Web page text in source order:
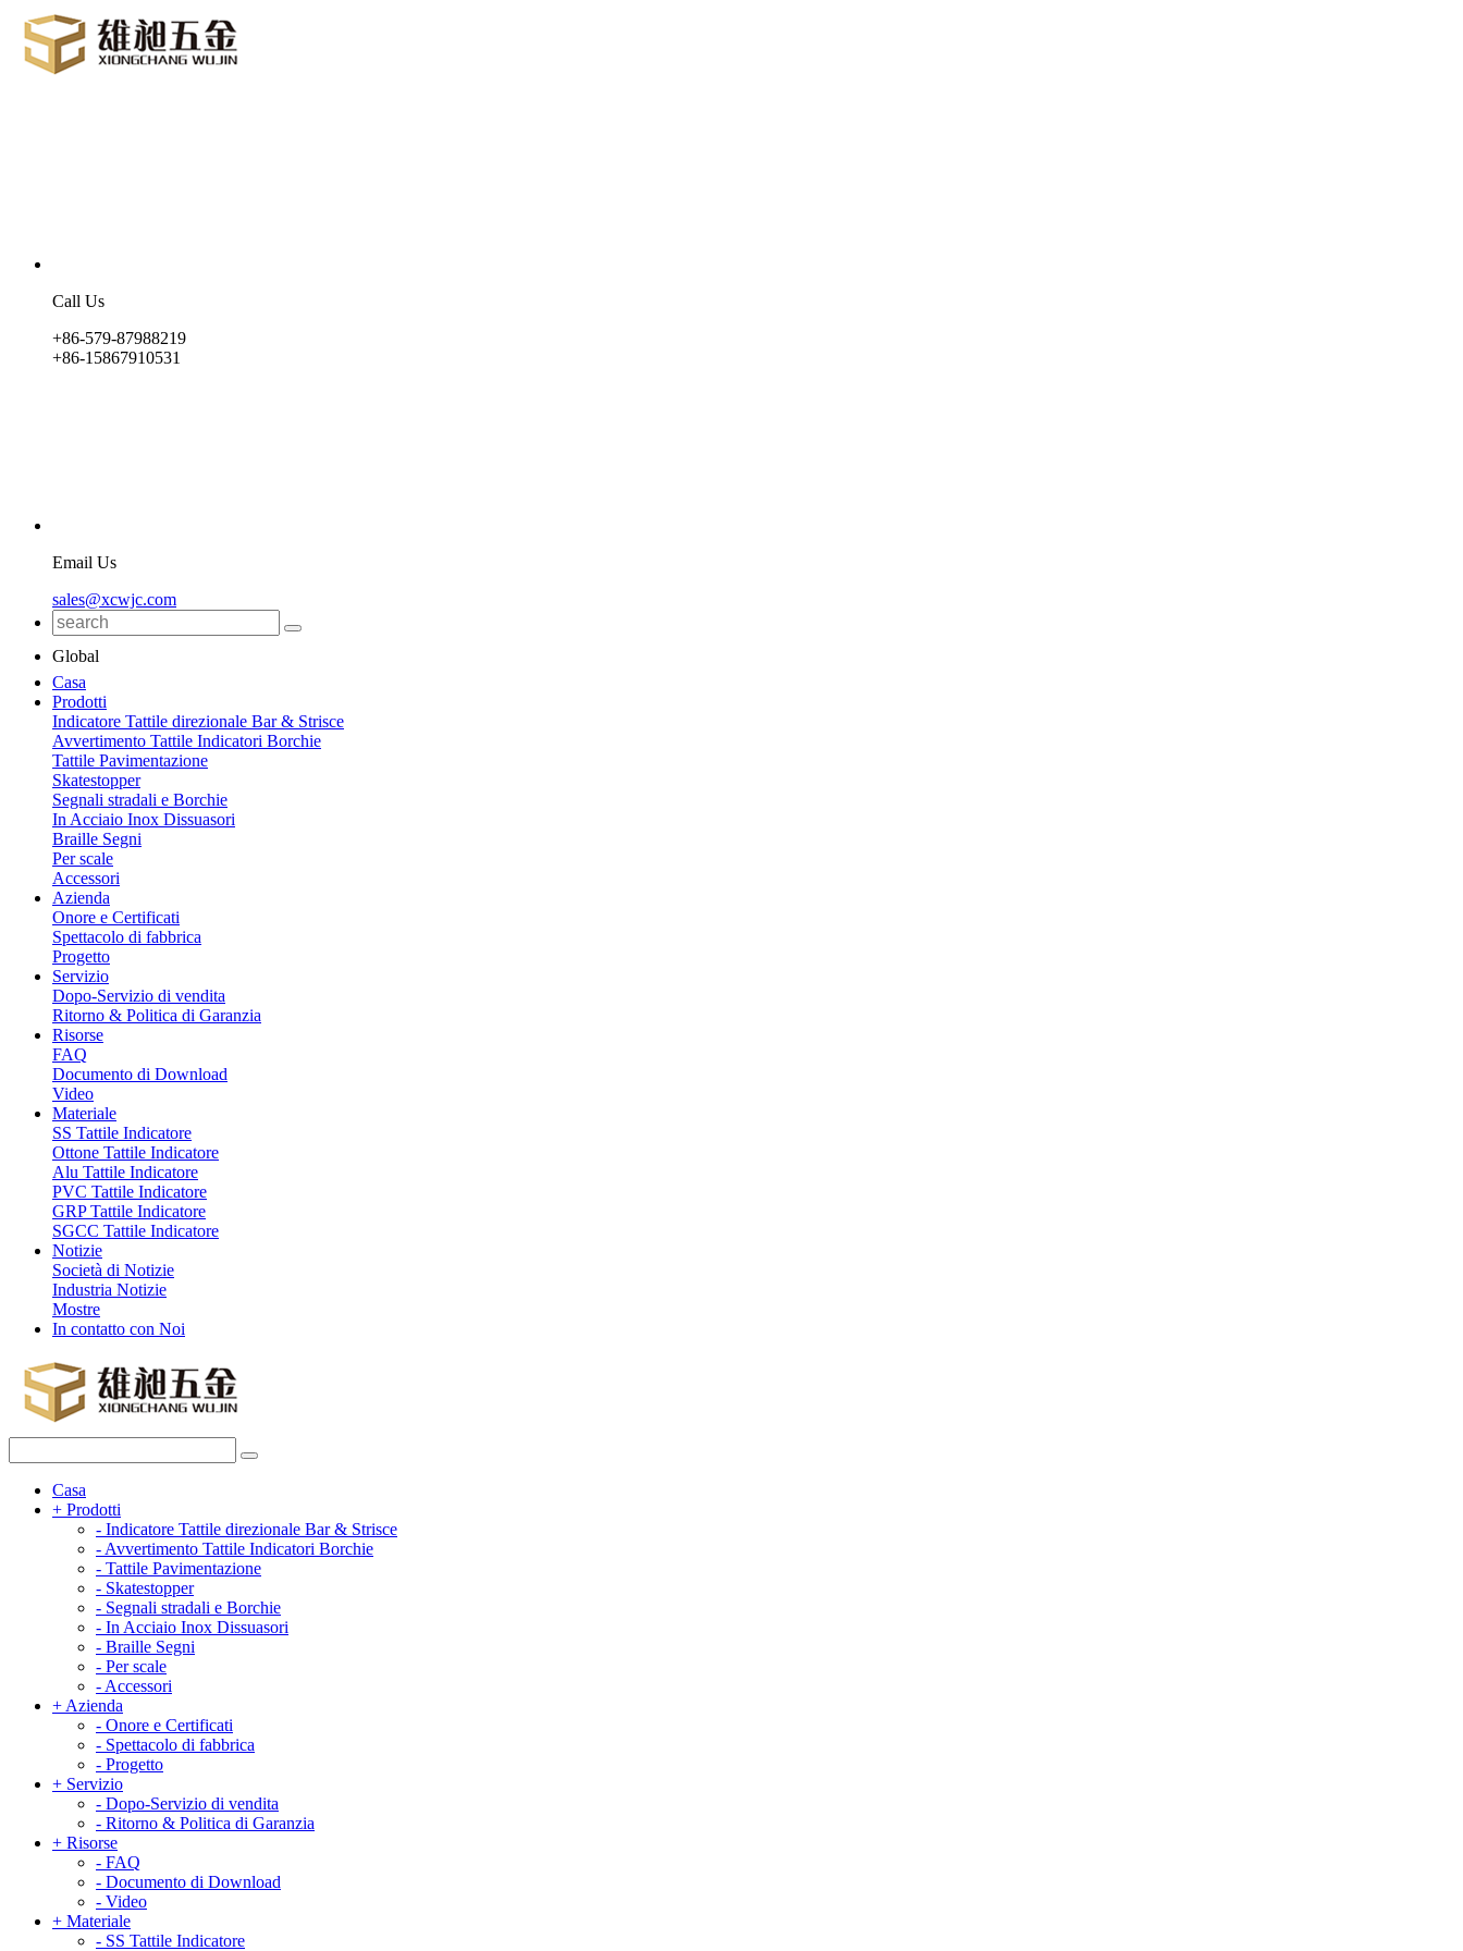
Call Us
+86-579-87988219
+86-15867910531
Email Us
sales@xcwjc.com
Global
Casa
Prodotti
Indicatore Tattile direzionale Bar & Strisce
Avvertimento Tattile Indicatori Borchie
Tattile Pavimentazione
Skatestopper
Segnali stradali e Borchie
In Acciaio Inox Dissuasori
Braille Segni
Per scale
Accessori
Azienda
Onore e Certificati
Spettacolo di fabbrica
Progetto
Servizio
Dopo-Servizio di vendita
Ritorno & Politica di Garanzia
Risorse
FAQ
Documento di Download
Video
Materiale
SS Tattile Indicatore
Ottone Tattile Indicatore
Alu Tattile Indicatore
PVC Tattile Indicatore
GRP Tattile Indicatore
SGCC Tattile Indicatore
Notizie
Società di Notizie
Industria Notizie
Mostre
In contatto con Noi
Casa
+ Prodotti
- Indicatore Tattile direzionale Bar & Strisce
- Avvertimento Tattile Indicatori Borchie
- Tattile Pavimentazione
- Skatestopper
- Segnali stradali e Borchie
- In Acciaio Inox Dissuasori
- Braille Segni
- Per scale
- Accessori
+ Azienda
- Onore e Certificati
- Spettacolo di fabbrica
- Progetto
+ Servizio
- Dopo-Servizio di vendita
- Ritorno & Politica di Garanzia
+ Risorse
- FAQ
- Documento di Download
- Video
+ Materiale
- SS Tattile Indicatore